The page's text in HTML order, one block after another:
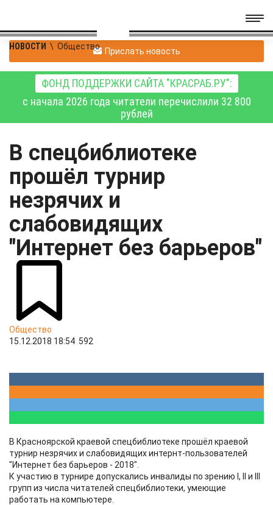
НОВОСТИ \ Общество Прислать новость
ФОНД ПОДДЕРЖКИ САЙТА "КРАСРАБ.РУ":
с начала 2026 года читатели перечислили 32 800
рублей
В спецбиблиотеке
прошёл турнир
незрячих и
слабовидящих
"Интернет без барьеров"
Общество
15.12.2018 18:54 592
В Красноярской краевой спецбиблиотеке прошёл краевой
турнир незрячих и слабовидящих интернт-пользователей
"Интернет без барьеров - 2018".
К участию в турнире допускались инвалиды по зрению I, II и III
групп из числа читателей спецбиблиотеки, умеющие
работать на компьютере.